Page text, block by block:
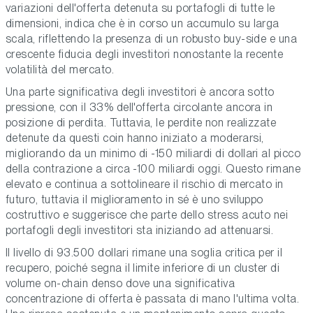
variazioni dell'offerta detenuta su portafogli di tutte le
dimensioni, indica che è in corso un accumulo su larga
scala, riflettendo la presenza di un robusto buy-side e una
crescente fiducia degli investitori nonostante la recente
volatilità del mercato.
Una parte significativa degli investitori è ancora sotto
pressione, con il 33% dell'offerta circolante ancora in
posizione di perdita. Tuttavia, le perdite non realizzate
detenute da questi coin hanno iniziato a moderarsi,
migliorando da un minimo di -150 miliardi di dollari al picco
della contrazione a circa -100 miliardi oggi. Questo rimane
elevato e continua a sottolineare il rischio di mercato in
futuro, tuttavia il miglioramento in sé è uno sviluppo
costruttivo e suggerisce che parte dello stress acuto nei
portafogli degli investitori sta iniziando ad attenuarsi.
Il livello di 93.500 dollari rimane una soglia critica per il
recupero, poiché segna il limite inferiore di un cluster di
volume on-chain denso dove una significativa
concentrazione di offerta è passata di mano l'ultima volta.